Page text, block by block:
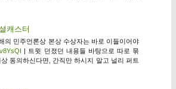
캐스터
의 민주언론상 본상 수상자는 바로 이들이어야
| 트윗 던졌던 내용들 바탕으로 따로 묶
동의하신다면, 간직만 하시지 말고 널리 퍼트